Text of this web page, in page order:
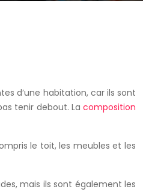
d’une habitation, car ils sont
tenir debout. Lacomposition
le toit, les meubles et les
mais ils sont également les